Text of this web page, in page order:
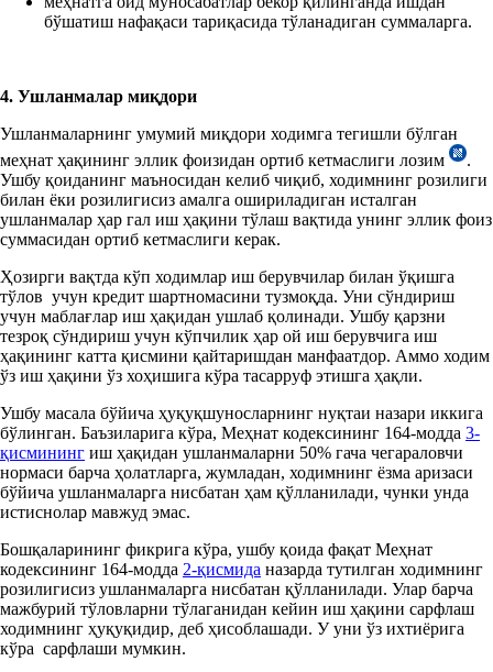
бўшатиш нафақаси тариқасида тўланадиган суммаларга.
4. Ушланмалар миқдори
Ушланмаларнинг умумий миқдори ходимга тегишли бўлган
меҳнат ҳақининг эллик фоизидан ортиб кетмаслиги лозим
.
Ушбу қоиданинг маъносидан келиб чиқиб, ходимнинг розилиги
билан ёки розилигисиз амалга ошириладиган исталган
ушланмалар ҳар гал иш ҳақини тўлаш вақтида унинг эллик фоиз
суммасидан ортиб кетмаслиги керак.
Ҳозирги вақтда кўп ходимлар иш берувчилар билан ўқишга
тўлов учун кредит шартномасини тузмоқда. Уни сўндириш
учун маблағлар иш ҳақидан ушлаб қолинади. Ушбу қарзни
тезроқ сўндириш учун кўпчилик ҳар ой иш берувчига иш
ҳақининг катта қисмини қайтаришдан манфаатдор. Аммо ходим
ўз иш ҳақини ўз хоҳишига кўра тасарруф этишга ҳақли.
Ушбу масалa бўйича ҳуқуқшуносларнинг нуқтаи назари иккига
бўлинган. Баъзиларига кўра, Меҳнат кодексининг 164-модда 3-
қисмининг иш ҳақидан ушланмаларни 50% гача чегараловчи
нормаси барча ҳолатларга, жумладан, ходимнинг ёзма аризаси
бўйича ушланмаларга нисбатан ҳам қўлланилади, чунки унда
истиснолар мавжуд эмас.
Бошқаларининг фикрига кўра, ушбу қоида фақат Меҳнат
кодексининг 164-модда 2-қисмида назарда тутилган ходимнинг
розилигисиз ушланмаларга нисбатан қўлланилади. Улар барча
мажбурий тўловларни тўлаганидан кейин иш ҳақини сарфлаш
ходимнинг ҳуқуқидир, деб ҳисоблашади. У уни ўз ихтиёрига
кўра сарфлаши мумкин.